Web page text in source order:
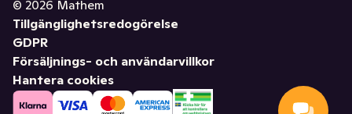
© 2026 Mathem
Tillgänglighetsredogörelse
GDPR
Försäljnings- och användarvillkor
Hantera cookies